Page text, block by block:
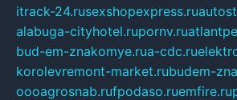
itrack-24.rusexshopexpress.ru
alabuga-cityhotel.rupornv.ru
bud-em-znakomye.rua-cdc.ru
korolevremont-market.rubudem-
oooagrosnab.rufpodaso.ruemfire.ru